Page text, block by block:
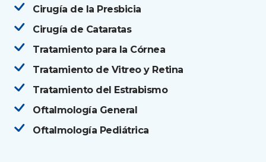
Cirugía de la Presbicia
Cirugía de Cataratas
Tratamiento para la Córnea
Tratamiento de Vitreo y Retina
Tratamiento del Estrabismo
Oftalmología General
Oftalmología Pediátrica